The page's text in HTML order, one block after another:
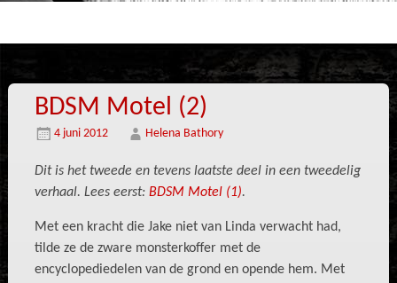
BDSM Motel (2)
4 juni 2012 Helena Bathory
Dit is het tweede en tevens laatste deel in een tweedelig
verhaal. Lees eerst: BDSM Motel (1).
Met een kracht die Jake niet van Linda verwacht had,
tilde ze de zware monsterkoffer met de
encyclopediedelen van de grond en opende hem. Met